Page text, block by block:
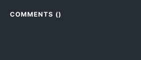
COMMENTS ()